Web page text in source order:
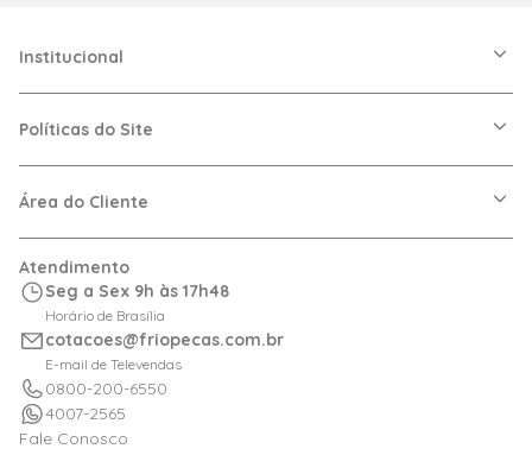
Institucional
Nossas Lojas
Dúvidas Frequentes
Políticas do Site
Política de Privacidade
Logística
Área do Cliente
Meus Pedidos
Calculadora de BTUs
Portal de Boletos
Orçamentos
Atendimento
Seg a Sex 9h às 17h48
Horário de Brasília
cotacoes@friopecas.com.br
E-mail de Televendas
0800-200-6550
4007-2565
Fale Conosco